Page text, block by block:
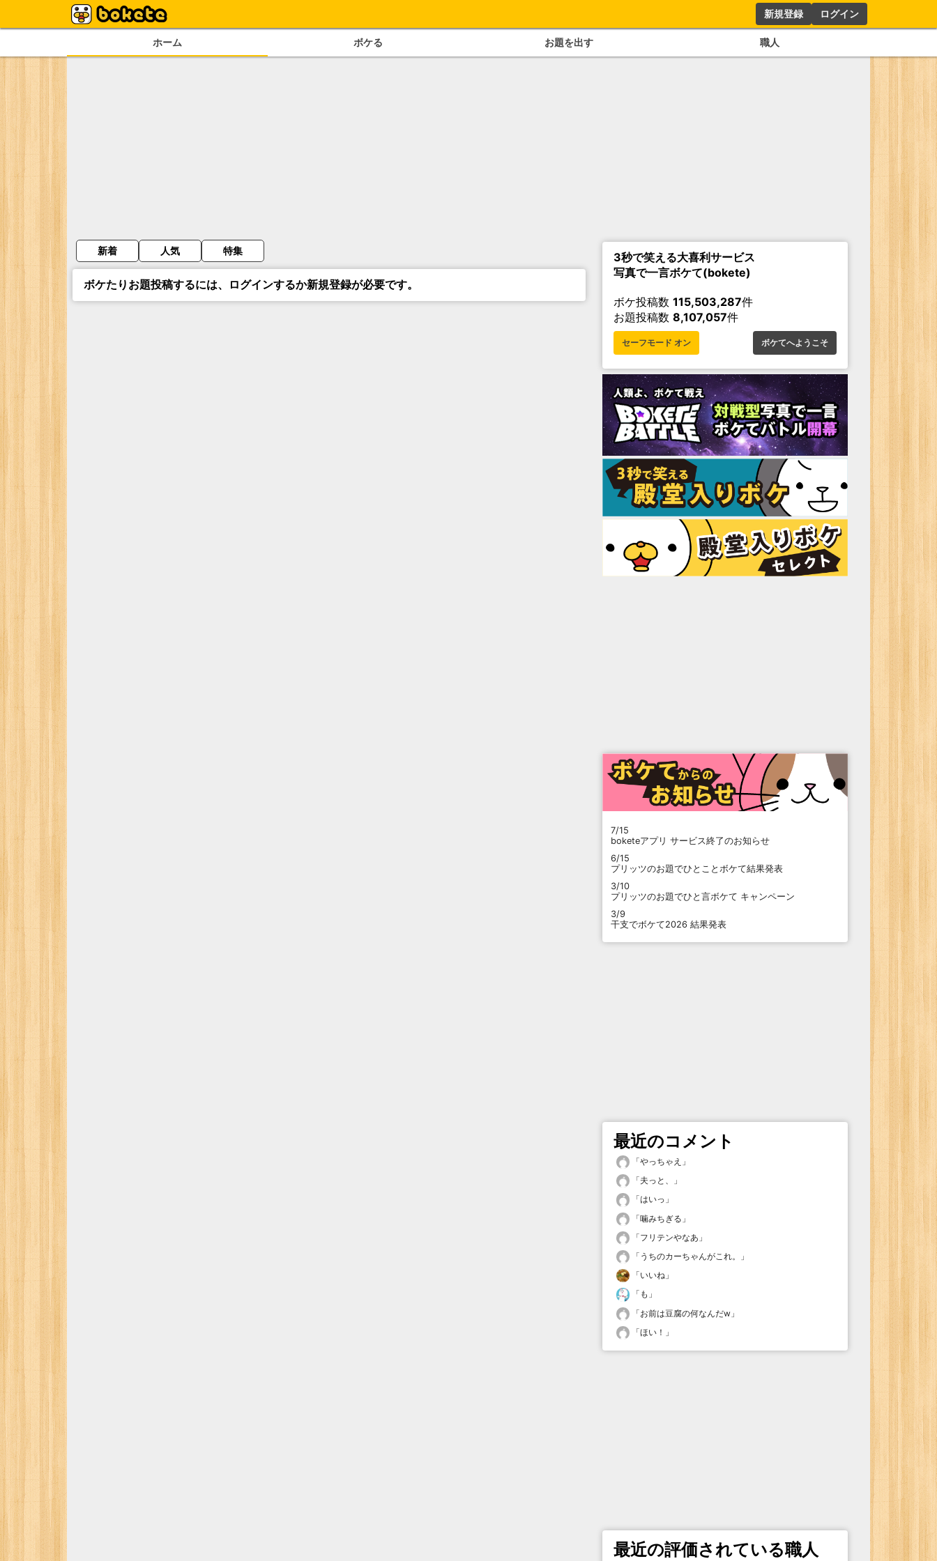
新規登録 ログイン
ホーム ボケる お題を出す 職人
新着 人気 特集
ボケたりお題投稿するには、ログインするか新規登録が必要です。
3秒で笑える大喜利サービス
写真で一言ボケて(bokete)
ボケ投稿数 115,503,287件
お題投稿数 8,107,057件
セーフモード オン ボケてへようこそ
7/15
boketeアプリ サービス終了のお知らせ
6/15
プリッツのお題でひとことボケて結果発表
3/10
プリッツのお題でひと言ボケて キャンペーン
3/9
干支でボケて2026 結果発表
最近のコメント
「やっちゃえ 」
「夫っと、
」
「はいっ 」
「噛みちぎる 」
「フリテンやなあ 」
「 うちのカーちゃんがこれ。
」
「いいね 」
「 も 」
「お前は豆腐の何なんだw 」
「ほい！ 」
最近の評価されている職人